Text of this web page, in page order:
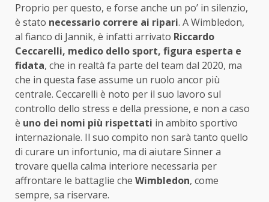
Proprio per questo, e forse anche un po’ in silenzio,
è stato necessario correre ai ripari. A Wimbledon,
al fianco di Jannik, è infatti arrivato Riccardo
Ceccarelli, medico dello sport, figura esperta e
fidata, che in realtà fa parte del team dal 2020, ma
che in questa fase assume un ruolo ancor più
centrale. Ceccarelli è noto per il suo lavoro sul
controllo dello stress e della pressione, e non a caso
è uno dei nomi più rispettati in ambito sportivo
internazionale. Il suo compito non sarà tanto quello
di curare un infortunio, ma di aiutare Sinner a
trovare quella calma interiore necessaria per
affrontare le battaglie che Wimbledon, come
sempre, sa riservare.